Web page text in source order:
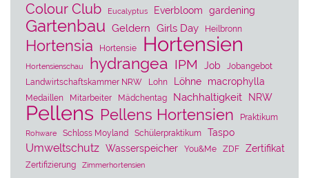
Colour Club Eucalyptus Everbloom gardening
Gartenbau Geldern Girls Day Heilbronn
Hortensia Hortensie Hortensien
Hortensienschau hydrangea IPM Job
Jobangebot
Landwirtschaftskammer NRW
Lohn Löhne macrophylla
Medaillen Mitarbeiter Mädchentag Nachhaltigkeit NRW
Pellens Pellens Hortensien Praktikum
Rohware Schloss Moyland Schülerpraktikum Taspo
Umweltschutz Wasserspeicher You&Me ZDF Zertifikat
Zertifizierung Zimmerhortensien